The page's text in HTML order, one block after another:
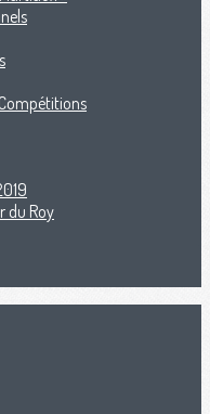
du Roy